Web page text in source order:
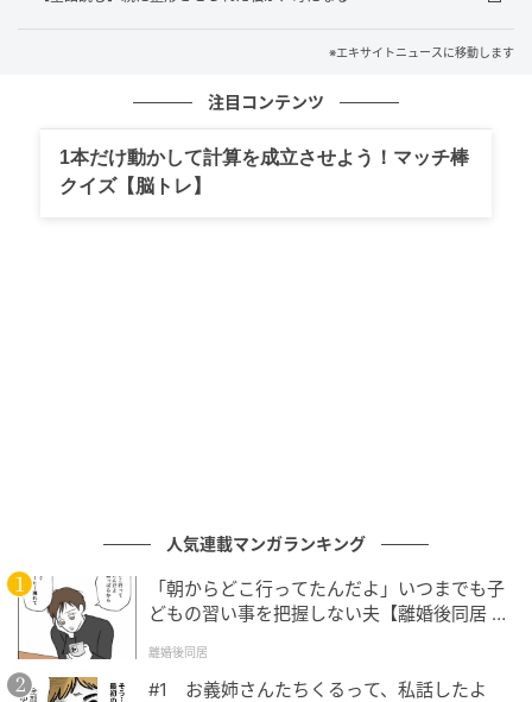
エキサイトニュース
※エキサイトニュースに移動します
注目コンテンツ
1本だけ動かして計算を成立させよう！マッチ棒
クイズ【脳トレ】
人気連載マンガランキング
「朝からどこ行ってたんだよ」いつまでも子
どもの習い事を把握しない夫【離婚後同居 Vo
離婚後同居
#1 お義姉さんたちくるって、私話したよ